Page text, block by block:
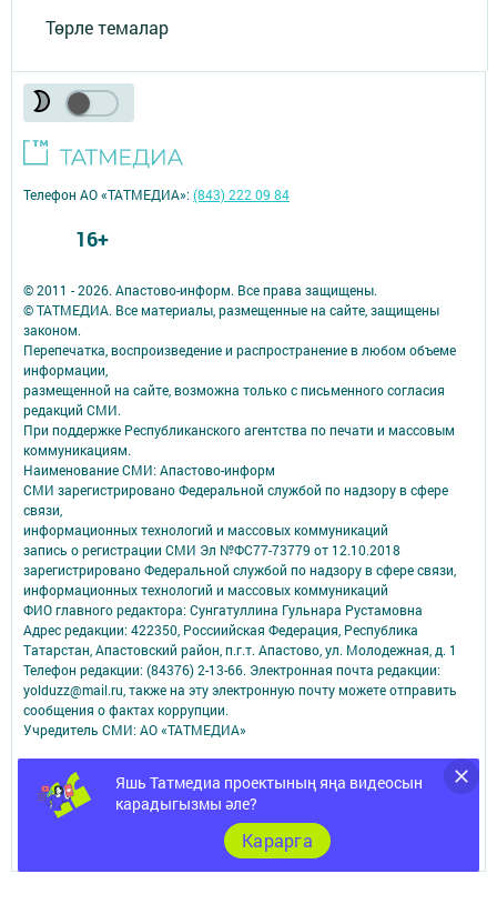
Төрле темалар
Яшь Татмедиа проектының яңа видеосын
карадыгызмы әле?
Карарга
© 2011 - 2026. Апастово-информ. Все права защищены.
© ТАТМЕДИА. Все материалы, размещенные на сайте, защищены
законом.
Перепечатка, воспроизведение и распространение в любом объеме
информации,
размещенной на сайте, возможна только с письменного согласия
редакций СМИ.
При поддержке Республиканского агентства по печати и массовым
коммуникациям.
Наименование СМИ: Апастово-информ
СМИ зарегистрировано Федеральной службой по надзору в сфере
связи,
информационных технологий и массовых коммуникаций
запись о регистрации СМИ Эл №ФС77-73779 от 12.10.2018
зарегистрировано Федеральной службой по надзору в сфере связи,
информационных технологий и массовых коммуникаций
ФИО главного редактора: Сунгатуллина Гульнара Рустамовна
Адрес редакции: 422350, Россиийская Федерация, Республика
Татарстан, Апастовский район, п.г.т. Апастово, ул. Молодежная, д. 1
Телефон редакции: (84376) 2-13-66. Электронная почта редакции:
yolduzz@mail.ru, также на эту электронную почту можете отправить
сообщения о фактах коррупции.
Учредитель СМИ: АО «ТАТМЕДИА»
Антикоррупционная политика
АО «ТАТМЕДИА» использует «cookie»для персонализации сервисов и
удобства пользователей сайтом.
Использование «cookie» можно отменить в настройках браузера.
Политика конфиденциальности
Телефон АО «ТАТМЕДИА»:(843) 222 09 84
16+